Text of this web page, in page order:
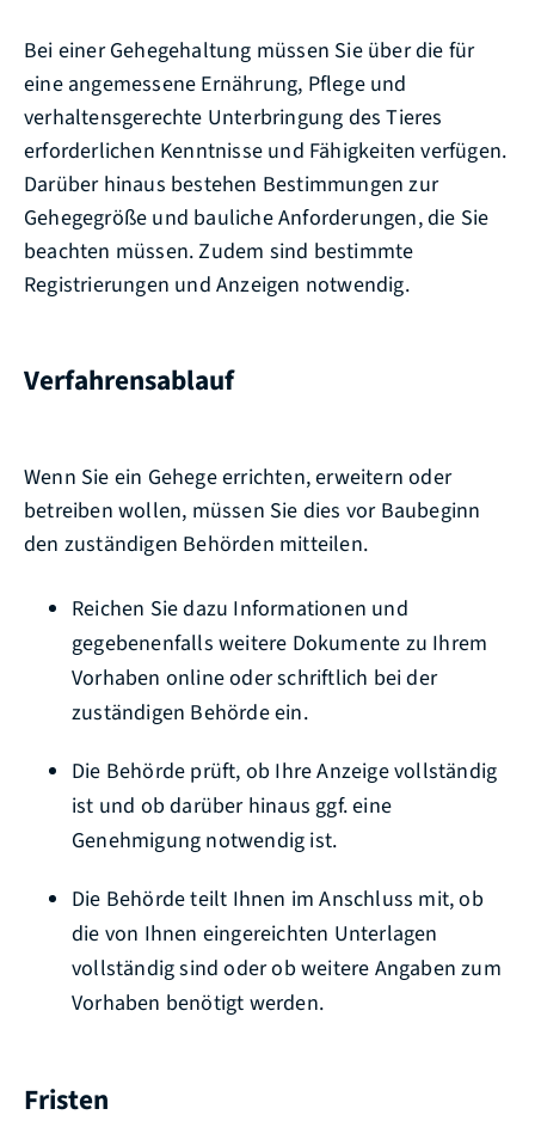
Bei einer Gehegehaltung müssen Sie über die für
eine angemessene Ernährung, Pflege und
verhaltensgerechte Unterbringung des Tieres
erforderlichen Kenntnisse und Fähigkeiten verfügen.
Darüber hinaus bestehen Bestimmungen zur
Gehegegröße und bauliche Anforderungen, die Sie
beachten müssen. Zudem sind bestimmte
Registrierungen und Anzeigen notwendig.
Verfahrensablauf
Wenn Sie ein Gehege errichten, erweitern oder
betreiben wollen, müssen Sie dies vor Baubeginn
den zuständigen Behörden mitteilen.
Reichen Sie dazu Informationen und
gegebenenfalls weitere Dokumente zu Ihrem
Vorhaben online oder schriftlich bei der
zuständigen Behörde ein.
Die Behörde prüft, ob Ihre Anzeige vollständig
ist und ob darüber hinaus ggf. eine
Genehmigung notwendig ist.
Die Behörde teilt Ihnen im Anschluss mit, ob
die von Ihnen eingereichten Unterlagen
vollständig sind oder ob weitere Angaben zum
Vorhaben benötigt werden.
Fristen